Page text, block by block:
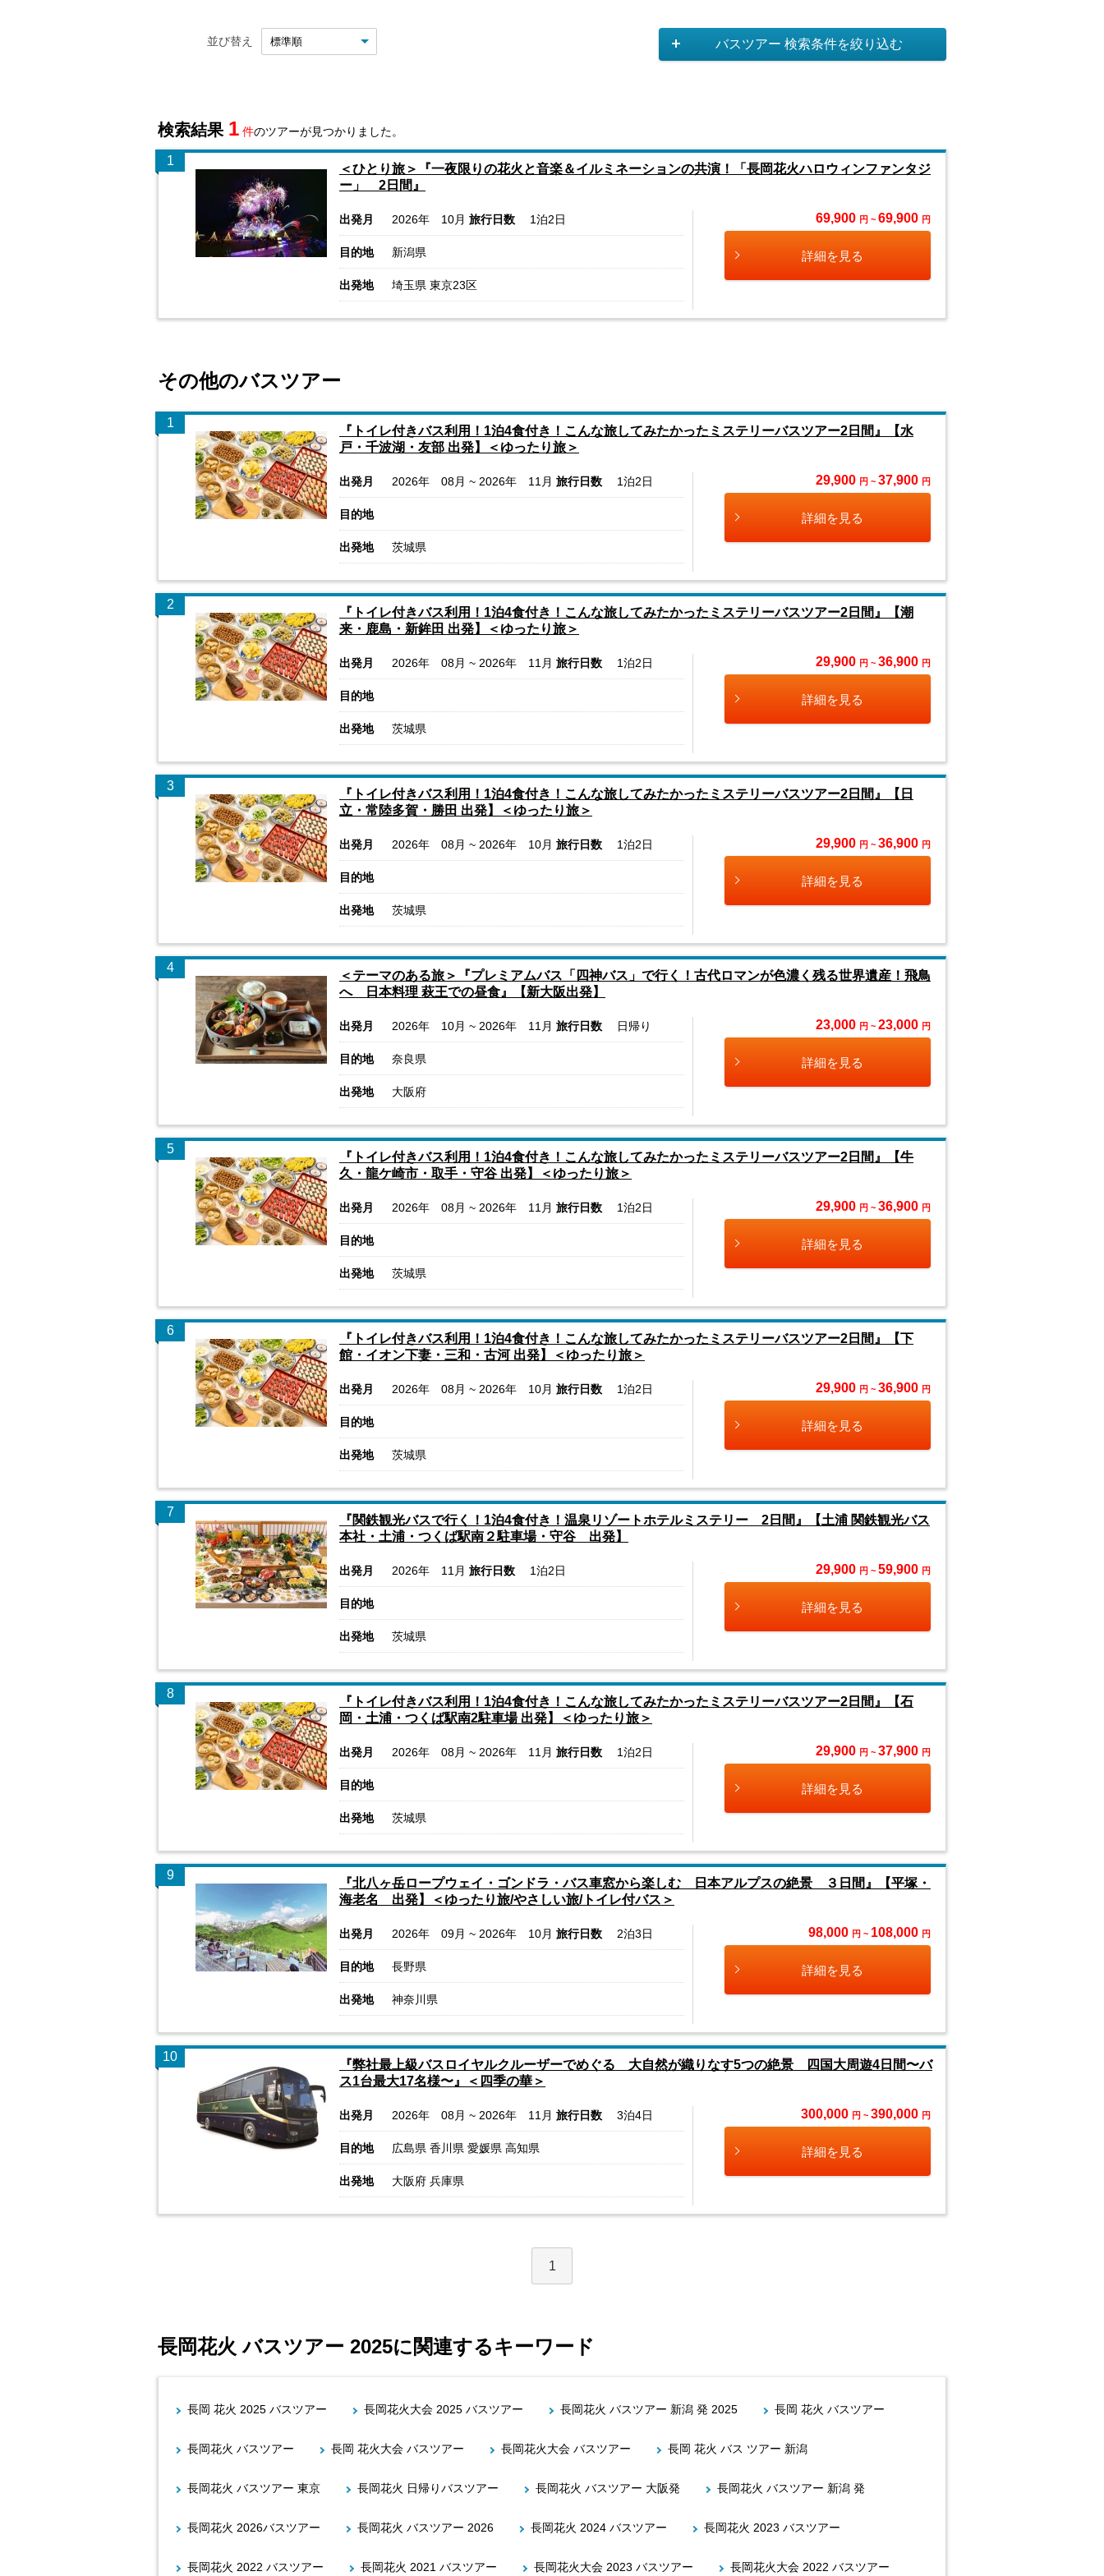
並び替え バスツアー 検索条件を絞り込む
検索結果 1 件のツアーが見つかりました。
1
＜ひとり旅＞『一夜限りの花火と音楽＆イルミネーションの共演！「長岡花火ハロウィンファンタジ
ー」 2日間』
出発月 2026年 10月 旅行日数 1泊2日
目的地 新潟県
出発地 埼玉県 東京23区
69,900 円 ~ 69,900 円
詳細を見る
その他のバスツアー
1
『トイレ付きバス利用！1泊4食付き！こんな旅してみたかったミステリーバスツアー2日間』【水
戸・千波湖・友部 出発】＜ゆったり旅＞
出発月 2026年 08月 ~ 2026年 11月 旅行日数 1泊2日
目的地
出発地 茨城県
29,900 円 ~ 37,900 円
詳細を見る
2
『トイレ付きバス利用！1泊4食付き！こんな旅してみたかったミステリーバスツアー2日間』【潮
来・鹿島・新鉾田 出発】＜ゆったり旅＞
出発月 2026年 08月 ~ 2026年 11月 旅行日数 1泊2日
目的地
出発地 茨城県
29,900 円 ~ 36,900 円
詳細を見る
3
『トイレ付きバス利用！1泊4食付き！こんな旅してみたかったミステリーバスツアー2日間』【日
立・常陸多賀・勝田 出発】＜ゆったり旅＞
出発月 2026年 08月 ~ 2026年 10月 旅行日数 1泊2日
目的地
出発地 茨城県
29,900 円 ~ 36,900 円
詳細を見る
4
＜テーマのある旅＞『プレミアムバス「四神バス」で行く！古代ロマンが色濃く残る世界遺産！飛鳥
へ 日本料理 萩王での昼食』【新大阪出発】
出発月 2026年 10月 ~ 2026年 11月 旅行日数 日帰り
目的地 奈良県
出発地 大阪府
23,000 円 ~ 23,000 円
詳細を見る
5
『トイレ付きバス利用！1泊4食付き！こんな旅してみたかったミステリーバスツアー2日間』【牛
久・龍ケ崎市・取手・守谷 出発】＜ゆったり旅＞
出発月 2026年 08月 ~ 2026年 11月 旅行日数 1泊2日
目的地
出発地 茨城県
29,900 円 ~ 36,900 円
詳細を見る
6
『トイレ付きバス利用！1泊4食付き！こんな旅してみたかったミステリーバスツアー2日間』【下
館・イオン下妻・三和・古河 出発】＜ゆったり旅＞
出発月 2026年 08月 ~ 2026年 10月 旅行日数 1泊2日
目的地
出発地 茨城県
29,900 円 ~ 36,900 円
詳細を見る
7
『関鉄観光バスで行く！1泊4食付き！温泉リゾートホテルミステリー 2日間』【土浦 関鉄観光バス
本社・土浦・つくば駅南２駐車場・守谷 出発】
出発月 2026年 11月 旅行日数 1泊2日
目的地
出発地 茨城県
29,900 円 ~ 59,900 円
詳細を見る
8
『トイレ付きバス利用！1泊4食付き！こんな旅してみたかったミステリーバスツアー2日間』【石
岡・土浦・つくば駅南2駐車場 出発】＜ゆったり旅＞
出発月 2026年 08月 ~ 2026年 11月 旅行日数 1泊2日
目的地
出発地 茨城県
29,900 円 ~ 37,900 円
詳細を見る
9
『北八ヶ岳ロープウェイ・ゴンドラ・バス車窓から楽しむ 日本アルプスの絶景 ３日間』【平塚・
海老名 出発】＜ゆったり旅/やさしい旅/トイレ付バス＞
出発月 2026年 09月 ~ 2026年 10月 旅行日数 2泊3日
目的地 長野県
出発地 神奈川県
98,000 円 ~ 108,000 円
詳細を見る
10
『弊社最上級バスロイヤルクルーザーでめぐる 大自然が織りなす5つの絶景 四国大周遊4日間〜バ
ス1台最大17名様〜』＜四季の華＞
出発月 2026年 08月 ~ 2026年 11月 旅行日数 3泊4日
目的地 広島県 香川県 愛媛県 高知県
出発地 大阪府 兵庫県
300,000 円 ~ 390,000 円
詳細を見る
1
長岡花火 バスツアー 2025に関連するキーワード
長岡 花火 2025 バスツアー 長岡花火大会 2025 バスツアー 長岡花火 バスツアー 新潟 発 2025 長岡 花火 バスツアー
長岡花火 バスツアー 長岡 花火大会 バスツアー 長岡花火大会 バスツアー 長岡 花火 バス ツアー 新潟
長岡花火 バスツアー 東京 長岡花火 日帰りバスツアー 長岡花火 バスツアー 大阪発 長岡花火 バスツアー 新潟 発
長岡花火 2026バスツアー 長岡花火 バスツアー 2026 長岡花火 2024 バスツアー 長岡花火 2023 バスツアー
長岡花火 2022 バスツアー 長岡花火 2021 バスツアー 長岡花火大会 2023 バスツアー 長岡花火大会 2022 バスツアー